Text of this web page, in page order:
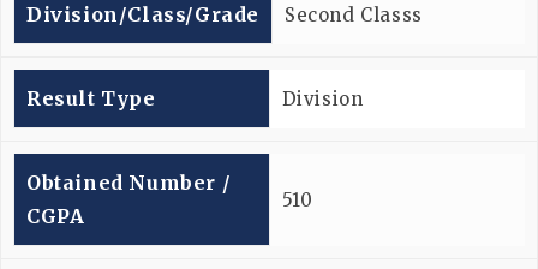
Division/Class/Grade Second Classs
Result Type Division
Obtained Number /
CGPA
510